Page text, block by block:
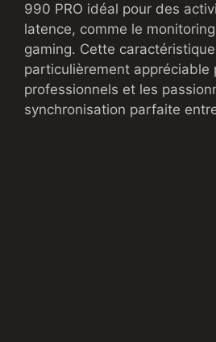
990 PRO idéal pour des
latence, comme le
gaming. Cette
particulièrement appréciable
professionnels et les
synchronisation parfaite entre